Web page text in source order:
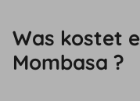
Was kostet
Mombasa ?